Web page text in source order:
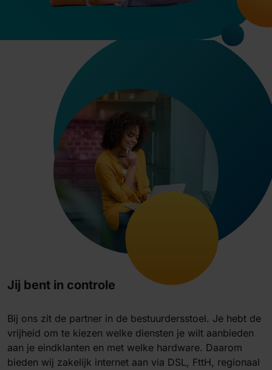
Jij bent in controle
Bij ons zit de partner in de bestuurdersstoel. Je hebt de
vrijheid om te kiezen welke diensten je wilt aanbieden
aan je eindklanten en met welke hardware. Daarom
bieden wij zakelijk internet aan via DSL, FttH, regionaal